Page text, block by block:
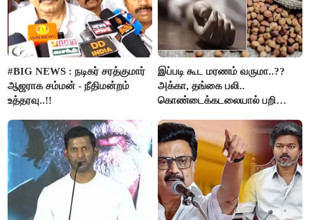
#BIG NEWS : நடிகர் சரத்குமார்
ஆஜராக சம்மன் - நீதிமன்றம்
உத்தரவு..!!
இப்படி கூட மரணம் வருமா..??
அக்கா, தங்கை பலி..
கொண்டைக்கடலையால் பறிபோன